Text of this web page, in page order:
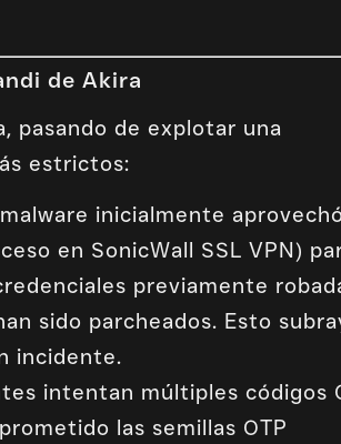
de Akira
pasando de explotar una
estrictos:
inicialmente
en SonicWall SSL VPN)
previamente
sido parcheados. Esto
incidente.
intentan múltiples códigos
las semillas OTP